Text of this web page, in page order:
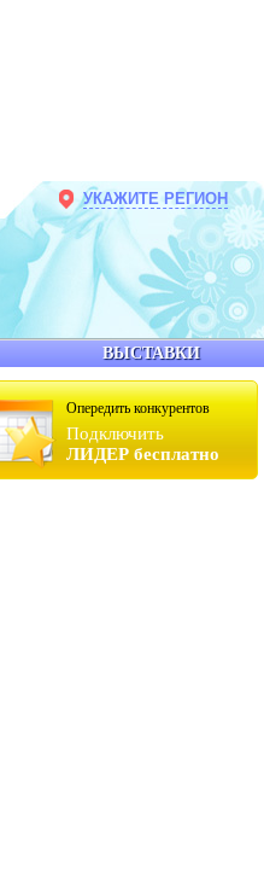
Опередить конкурентов
Подключить
ЛИДЕР бесплатно
ВЫСТАВКИ
УКАЖИТЕ РЕГИОН